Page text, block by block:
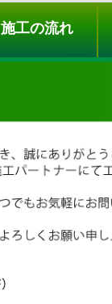
無料点検
施工の流れ